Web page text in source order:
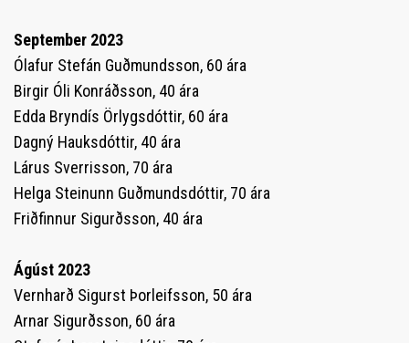
September 2023
Ólafur Stefán Guðmundsson, 60 ára
Birgir Óli Konráðsson, 40 ára
Edda Bryndís Örlygsdóttir, 60 ára
Dagný Hauksdóttir, 40 ára
Lárus Sverrisson, 70 ára
Helga Steinunn Guðmundsdóttir, 70 ára
Friðfinnur Sigurðsson, 40 ára
Ágúst 2023
Vernharð Sigurst Þorleifsson, 50 ára
Arnar Sigurðsson, 60 ára